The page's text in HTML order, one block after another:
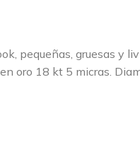
pequeñas, gruesas y
oro 18 kt 5 micras.